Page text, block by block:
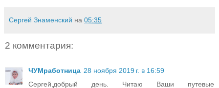
Сергей Знаменский на 05:35
2 комментария:
ЧУМработница 28 ноября 2019 г. в 16:59
Сергей,добрый день. Читаю Ваши путевые